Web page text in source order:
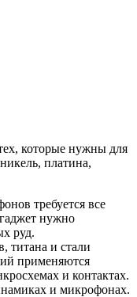
которые нужны для
платина,
требуется все
нужно
руд.
титана и стали
применяются
и контактах.
и микрофонах.